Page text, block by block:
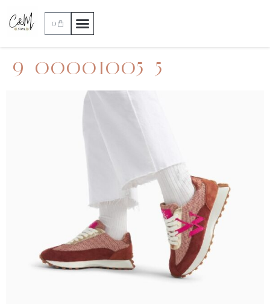
0
9_00001005_5